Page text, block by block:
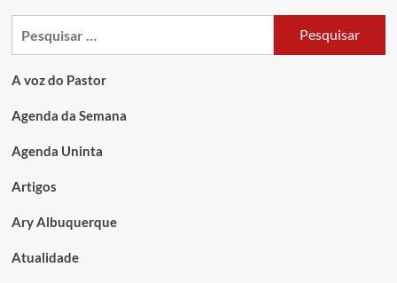
A voz do Pastor
Agenda da Semana
Agenda Uninta
Artigos
Ary Albuquerque
Atualidade